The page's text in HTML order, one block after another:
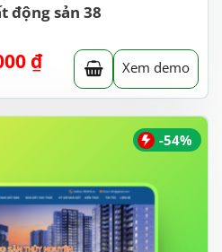
động sản 38
₫.
₫Giá
hiện
tại
là:
Xem demo
-54%